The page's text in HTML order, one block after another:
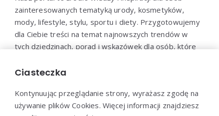
zainteresowanych tematyką urody, kosmetyków,
mody, lifestyle, stylu, sportu i diety. Przygotowujemy
dla Ciebie treści na temat najnowszych trendów w
tych dziedzinach, porad i wskazówek dla osób, które
Dołącz do naszej społeczności i bądź na bieżąco z
Ciasteczka
Kontynuując przeglądanie strony, wyrażasz zgodę na
używanie plików Cookies. Więcej informacji znajdziesz